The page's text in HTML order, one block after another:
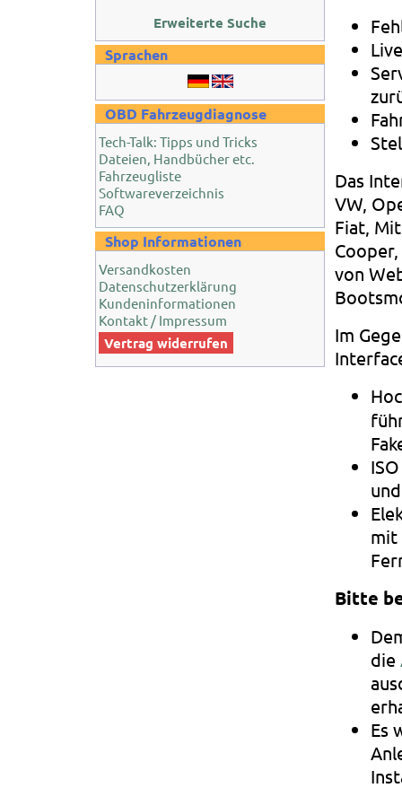
Erweiterte Suche
Sprachen
OBD Fahrzeugdiagnose
Tech-Talk: Tipps und Tricks
Dateien, Handbücher etc.
Fahrzeugliste
Softwareverzeichnis
FAQ
Shop Informationen
Versandkosten
Datenschutzerklärung
Kundeninformationen
Kontakt / Impressum
Vertrag widerrufen
Das
VW,
Fiat,
von
Im
mit
Bitte
die
Es